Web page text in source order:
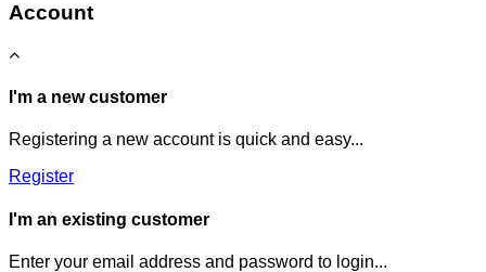
Account
I'm a new customer
Registering a new account is quick and easy...
Register
I'm an existing customer
Enter your email address and password to login...